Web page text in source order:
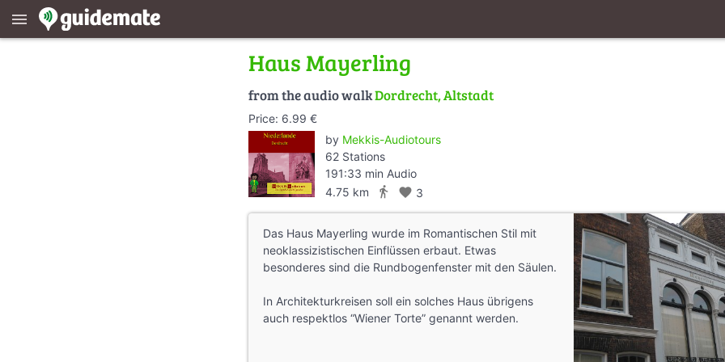
menu
Haus Mayerling
from the audio walkDordrecht, Altstadt
Price: 6.99 €
by Mekkis-Audiotours
62 Stations
191:33 min Audio
4.75 km
directions_walk favorite 3
Das Haus Mayerling wurde im Romantischen Stil mit
neoklassizistischen Einflüssen erbaut. Etwas
besonderes sind die Rundbogenfenster mit den Säulen.
In Architekturkreisen soll ein solches Haus übrigens
auch respektlos “Wiener Torte” genannt werden.